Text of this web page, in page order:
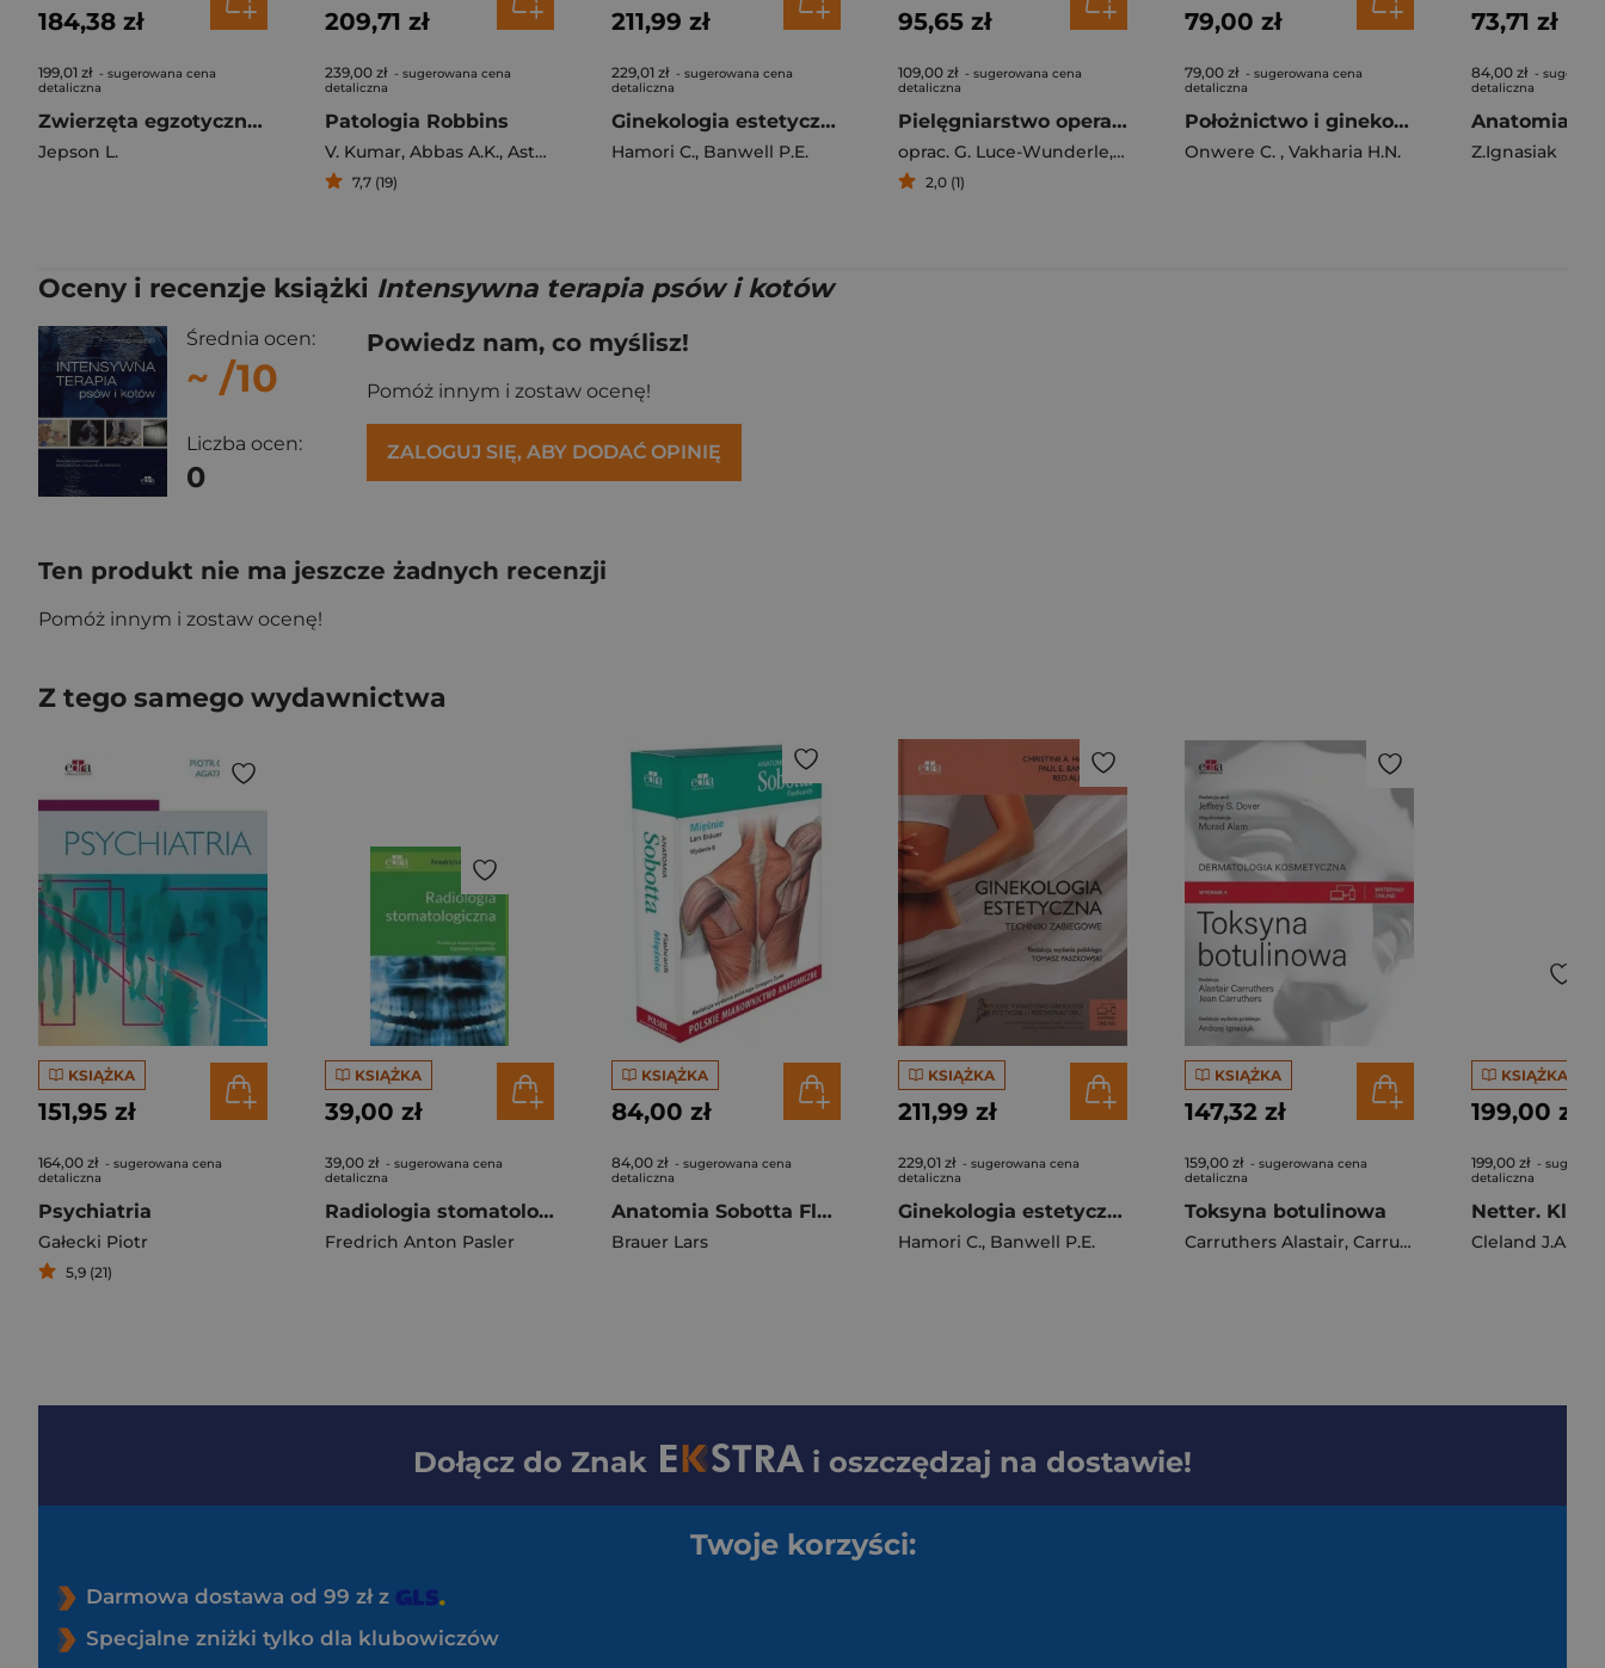
184,38 zł
199,01 zł - sugerowana cena
detaliczna
Zwierzęta egzotyczne. Praktyczny przewodnik..
Jepson L.
209,71 zł
239,00 zł - sugerowana cena
detaliczna
Patologia Robbins
V. Kumar, Abbas A.K., Aster J.C.
7,7 (19)
211,99 zł
229,01 zł - sugerowana cena
detaliczna
Ginekologia estetyczna. Koncepcja, klasyfikacja...
Hamori C., Banwell P.E.
95,65 zł
109,00 zł - sugerowana cena
detaliczna
Pielęgniarstwo operacyjne
oprac. G. Luce-Wunderle, A. Debrand-Passard
2,0 (1)
79,00 zł
79,00 zł - sugerowana cena
detaliczna
Położnictwo i ginekologia Crash Course
Onwere C. , Vakharia H.N.
73,71 zł
84,00 zł -
detaliczna
Z.Ignasiak
Oceny i recenzje książki Intensywna terapia psów i kotów
Średnia ocen:
~ /10
Liczba ocen:
0
Powiedz nam, co myślisz!
Pomóż innym i zostaw ocenę!
ZALOGUJ SIĘ, ABY DODAĆ OPINIĘ
Ten produkt nie ma jeszcze żadnych recenzji
Pomóż innym i zostaw ocenę!
Z tego samego wydawnictwa
KSIĄŻKA
151,95 zł
164,00 zł - sugerowana cena
detaliczna
Psychiatria
Gałecki Piotr
5,9 (21)
KSIĄŻKA
39,00 zł
39,00 zł - sugerowana cena
detaliczna
Radiologia stomatologiczna
Fredrich Anton Pasler
KSIĄŻKA
84,00 zł
84,00 zł - sugerowana cena
detaliczna
Anatomia Sobotta Flashcards. Mięśnie wyd.8
Brauer Lars
KSIĄŻKA
211,99 zł
229,01 zł - sugerowana cena
detaliczna
Ginekologia estetyczna. Koncepcja, klasyfikacja...
Hamori C., Banwell P.E.
KSIĄŻKA
147,32 zł
159,00 zł - sugerowana cena
detaliczna
Toksyna botulinowa
Carruthers Alastair, Carruthers Jean
KSIĄŻKA
199,00 zł
199,00 zł -
detaliczna
Cleland J.A.
Dołącz do Znak i oszczędzaj na dostawie!
Twoje korzyści:
Darmowa dostawa od 99 zł z
Specjalne zniżki tylko dla klubowiczów